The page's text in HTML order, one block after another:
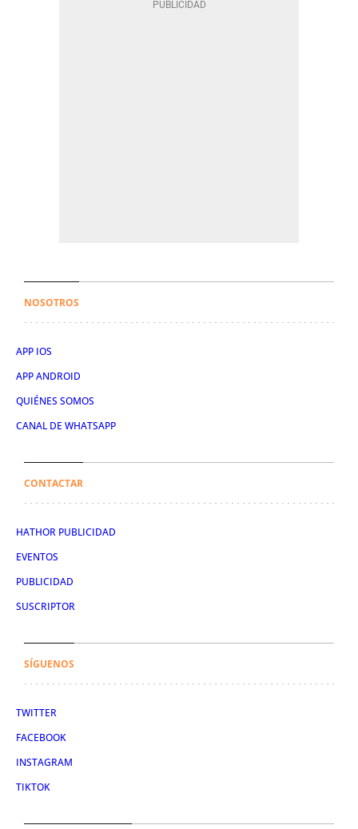
NOSOTROS
APP IOS
APP ANDROID
QUIÉNES SOMOS
CANAL DE WHATSAPP
CONTACTAR
HATHOR PUBLICIDAD
EVENTOS
PUBLICIDAD
SUSCRIPTOR
SÍGUENOS
TWITTER
FACEBOOK
INSTAGRAM
TIKTOK